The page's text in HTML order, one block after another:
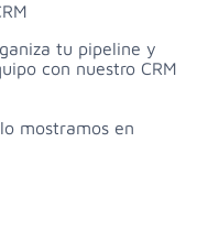
tu pipeline y
con nuestro CRM
mostramos en